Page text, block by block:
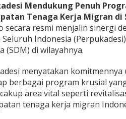
Mendukung Penuh
Tenaga Kerja Migran di
secara resmi menjalin sinergi
Seluruh Indonesia
(SDM) di wilayahnya.
menyatakan
berbagai program krusial
area vital seperti
tenaga kerja migran